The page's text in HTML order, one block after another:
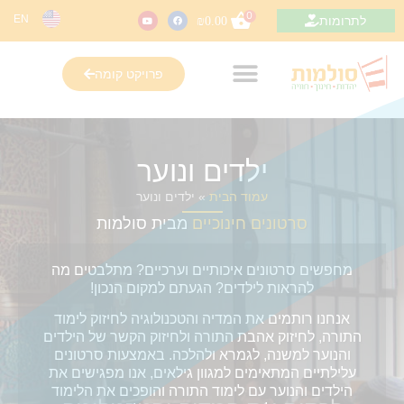
לתרומות 0
₪0.00
EN
פרויקט קומה
ילדים ונוער
עמוד הבית » ילדים ונוער
סרטונים חינוכיים מבית סולמות
מחפשים סרטונים איכותיים וערכיים? מתלבטים מה
להראות לילדים? הגעתם למקום הנכון!
אנחנו רותמים את המדיה והטכנולוגיה לחיזוק לימוד
התורה, לחיזוק אהבת התורה ולחיזוק הקשר של הילדים
והנוער למשנה, לגמרא ולהלכה. באמצעות סרטונים
עלילתיים המתאימים למגוון גילאים, אנו מפגישים את
הילדים והנוער עם לימוד התורה והופכים את הלימוד